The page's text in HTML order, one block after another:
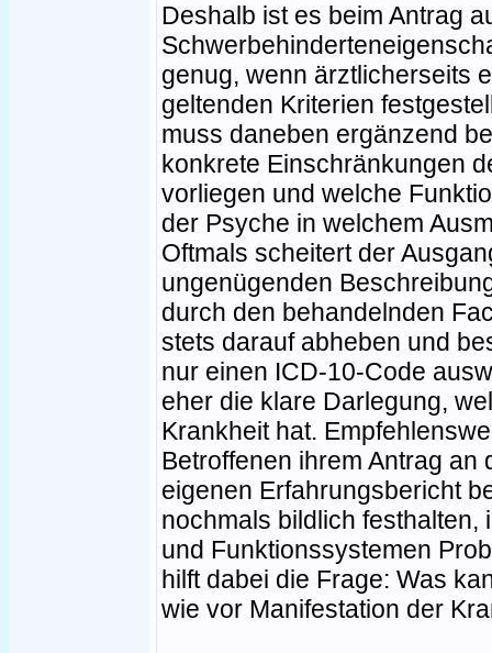
Deshalb ist es beim Antrag
genug, wenn ärztlicherseits
geltenden Kriterien
muss daneben ergänzend
konkrete Einschränkungen
vorliegen und welche
der Psyche in welchem
Oftmals scheitert der
ungenügenden
durch den behandelnden
stets darauf abheben und
nur einen ICD-10-Code
eher die klare Darlegung,
Krankheit hat.
Betroffenen ihrem Antrag
eigenen Erfahrungsbericht
nochmals bildlich
und Funktionssystemen
hilft dabei die Frage: Was
wie vor Manifestation der